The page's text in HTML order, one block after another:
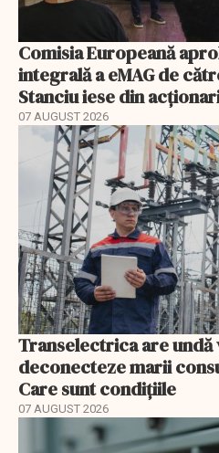
Comisia Europeană
integrală a eMAG de
Stanciu iese din
07 AUGUST 2026
Transelectrica are undă
deconecteze marii
Care sunt condițiile
07 AUGUST 2026